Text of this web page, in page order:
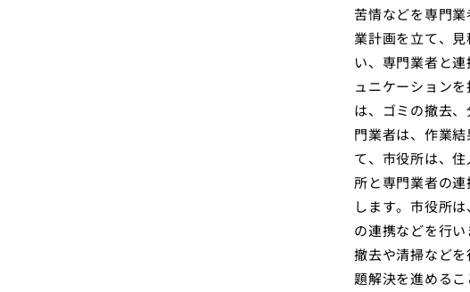
苦情などを専門
業計画を立て、
い、専門業者と
ュニケーション
は、ゴミの撤去
門業者は、作業
て、市役所は、
所と専門業者の
します。市役所
の連携などを行
撤去や清掃など
題解決を進める